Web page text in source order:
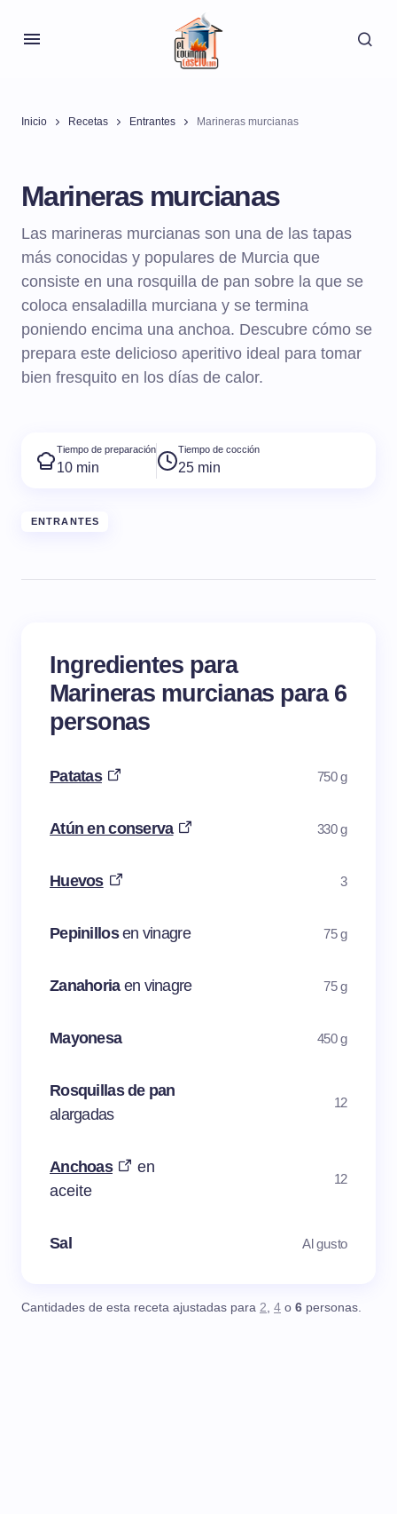
Inicio Recetas Entrantes Marineras murcianas
Marineras murcianas
Las marineras murcianas son una de las tapas
más conocidas y populares de Murcia que
consiste en una rosquilla de pan sobre la que se
coloca ensaladilla murciana y se termina
poniendo encima una anchoa. Descubre cómo se
prepara este delicioso aperitivo ideal para tomar
bien fresquito en los días de calor.
Tiempo de preparación
10 min
Tiempo de cocción
25 min
ENTRANTES
Ingredientes para
Marineras murcianas para 6
personas
Patatas 750 g
Atún en conserva 330 g
Huevos 3
Pepinillosen vinagre 75 g
Zanahoria en vinagre 75 g
Mayonesa 450 g
Rosquillas de pan
alargadas
12
Anchoas
en
aceite
12
Sal Al gusto
Cantidades de esta receta ajustadas para 2, 4 o 6 personas.